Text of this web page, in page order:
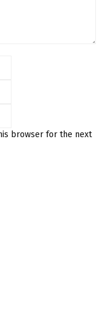
browser for the next